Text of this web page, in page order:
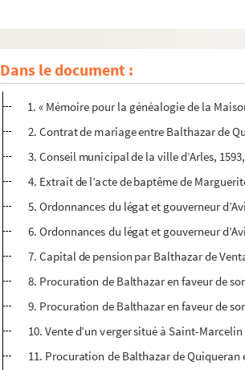
Dans le document :
Ms 3059. Mariage de Paul Antoine de
Ms 3060. Documents relatifs à la famille de
Ms 3061. Documents relatifs à la sixième
1. « Mémoire pour la généalogie de la
2. Contrat de mariage entre Balthazar de
3. Conseil municipal de la ville d’Arles,
4. Extrait de l’acte de baptême de
5. Ordonnances du légat et gouverneur
6. Ordonnances du légat et gouverneur
7. Capital de pension par Balthazar de
8. Procuration de Balthazar en faveur de
9. Procuration de Balthazar en faveur de
10. Vente d’un verger situé à Saint-
11. Procuration de Balthazar de